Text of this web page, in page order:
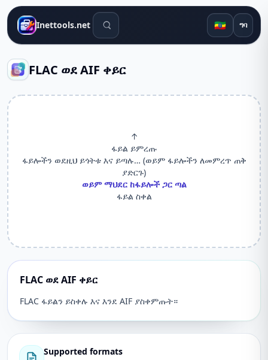
Inettools.net የፍለጋ መሳሪያዎች 🇪🇹 ግባ
FLAC ወደ AIF ቀይር
↑
ፋይል ይምረጡ
ፋይሎችን ወደዚህ ይጎትቱ እና ይጣሉ… (ወይም ፋይሎችን ለመምረጥ ጠቅ
ያድርጉ)
ወይም ማህደር ከፋይሎች ጋር ጣል
ፋይል ስቀል
FLAC ወደ AIF ቀይር
FLAC ፋይልን ይስቀሉ እና እንደ AIF ያስቀምጡት።
Supported formats